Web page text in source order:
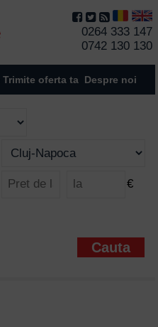
0264 333 147
0742 130 130
Trimite oferta ta Despre noi
€